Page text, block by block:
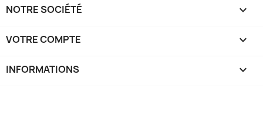
NOTRE SOCIÉTÉ 
VOTRE COMPTE 
INFORMATIONS keyboard_arrow_down